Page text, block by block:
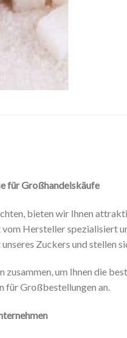
für Großhandelskäufe
bieten wir Ihnen
Hersteller spezialisiert
Zuckers und stellen
um Ihnen die
für Großbestellungen an.